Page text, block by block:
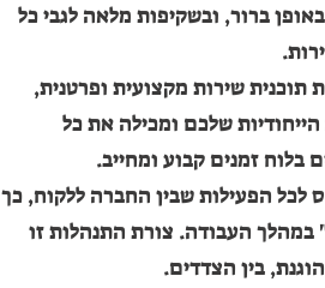
ברור, ובשקיפות מלאה לגבי כל
תוכנית שירות מקצועית ופרטנית,
שלכם ומכילה את כל
בלוח זמנים קבוע ומחייב.
לכל הפעילות שבין החברה ללקוח, כך
העבודה. צורת התנהלות זו
בין הצדדים.